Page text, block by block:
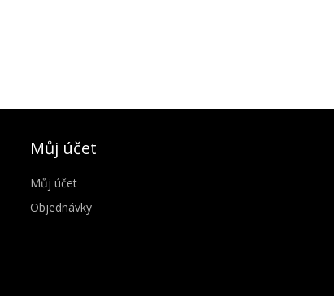
Můj účet
Můj účet
Objednávky